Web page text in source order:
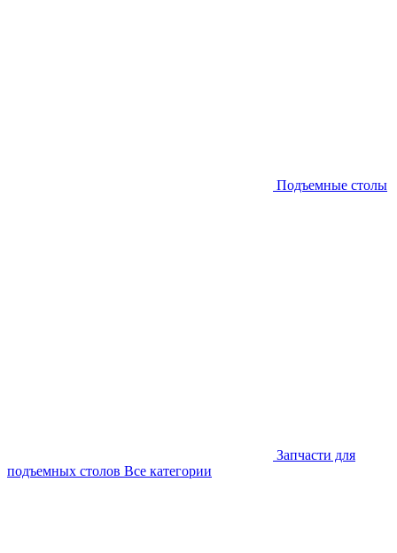
Подъемные столы
Запчасти для
подъемных столов Все категории